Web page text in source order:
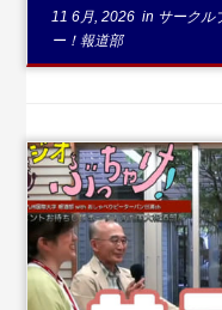
11 6月, 2026 in サークル
ー！報道部
...続き